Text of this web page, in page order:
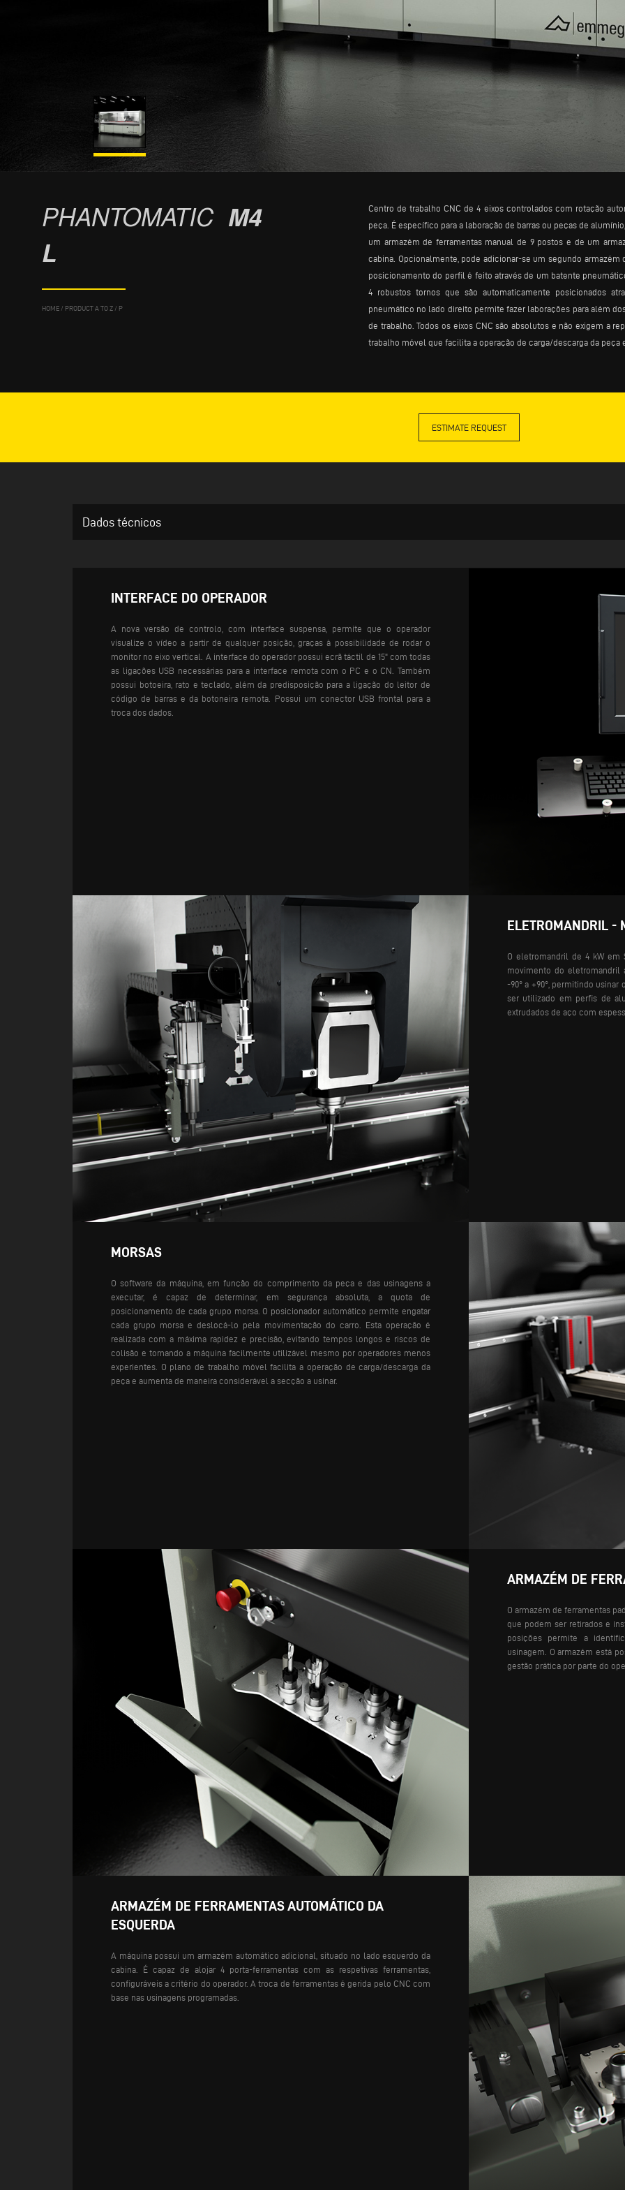
PHANTOMATIC M4
L
HOME / PRODUCT A TO Z / P
Centro de trabalho CNC de 4 eixos controlados com rotação
peça. É específico para a laboração de barras ou peças de
um armazém de ferramentas manual de 9 postos e de um
cabina. Opcionalmente, pode adicionar-se um segundo
posicionamento do perfil é feito através de um batente
4 robustos tornos que são automaticamente posicionados
pneumático no lado direito permite fazer laborações para além
de trabalho. Todos os eixos CNC são absolutos e não exigem a
trabalho móvel que facilita a operação de carga/descarga da
ESTIMATE REQUEST
Dados técnicos
INTERFACE DO OPERADOR
A nova versão de controlo, com interface suspensa, permite que o operador
visualize o vídeo a partir de qualquer posição, graças à possibilidade de rodar o
monitor no eixo vertical. A interface do operador possui ecrã táctil de 15" com todas
as ligações USB necessárias para a interface remota com o PC e o CN. Também
possui botoeira, rato e teclado, além da predisposição para a ligação do leitor de
código de barras e da botoneira remota. Possui um conector USB frontal para a
troca dos dados.
ELETROMANDRIL -
O eletromandril de 4 kW em
movimento do eletromandril
-90° a +90°, permitindo
ser utilizado em perfis de
extrudados de aço com
MORSAS
O software da máquina, em função do comprimento da peça e das usinagens a
executar, é capaz de determinar, em segurança absoluta, a quota de
posicionamento de cada grupo morsa. O posicionador automático permite engatar
cada grupo morsa e deslocá-lo pela movimentação do carro. Esta operação é
realizada com a máxima rapidez e precisão, evitando tempos longos e riscos de
colisão e tornando a máquina facilmente utilizável mesmo por operadores menos
experientes.
O plano de trabalho móvel facilita a operação de carga/descarga da
peça e aumenta de maneira considerável a secção a usinar.
ARMAZÉM DE
O armazém de ferramentas
que podem ser retirados e
posições permite a
usinagem. O armazém está
gestão prática por parte do
ARMAZÉM DE FERRAMENTAS AUTOMÁTICO DA
ESQUERDA
A máquina possui um armazém automático adicional, situado no lado esquerdo da
cabina. É capaz de alojar 4 porta-ferramentas com as respetivas ferramentas,
configuráveis a critério do operador. A troca de ferramentas é gerida pelo CNC com
base nas usinagens programadas.